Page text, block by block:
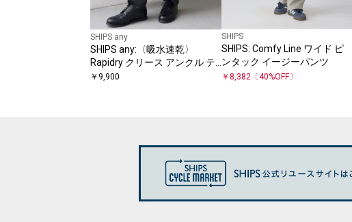
SHIPS any
SHIPS any:〈吸水速乾〉
Rapidry クリース アンクル テ
ーパード イージーパンツ
￥ 9,900
SHIPS
SHIPS: Comfy Line ワイド ピ
ンタック イージーパンツ
￥ 8,382 〔40%OFF〕